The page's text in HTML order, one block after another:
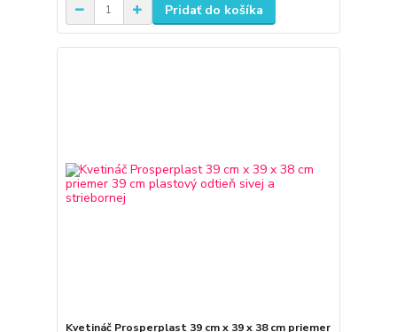
Pridať do košíka
Kvetináč Prosperplast 39 cm x 39 x 38 cm priemer